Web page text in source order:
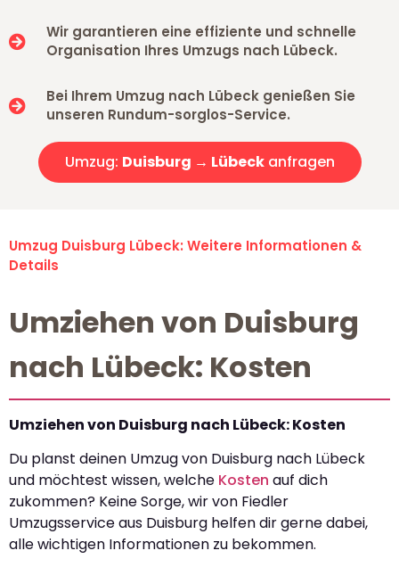
Wir garantieren eine effiziente und schnelle
Organisation Ihres Umzugs nach Lübeck.
Bei Ihrem Umzug nach Lübeck genießen Sie
unseren Rundum-sorglos-Service.
Umzug: Duisburg → Lübeckanfragen
Umzug Duisburg Lübeck: Weitere Informationen &
Details
Umziehen von Duisburg
nach Lübeck: Kosten
Umziehen von Duisburg nach Lübeck: Kosten
Du planst deinen Umzug von Duisburg nach Lübeck
und möchtest wissen, welche Kosten auf dich
zukommen? Keine Sorge, wir von Fiedler
Umzugsservice aus Duisburg helfen dir gerne dabei,
alle wichtigen Informationen zu bekommen.